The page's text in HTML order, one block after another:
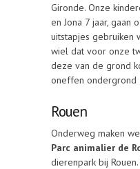
Gironde. Onze
en Jona 7 jaar, gaan
uitstapjes gebruiken
wiel dat voor onze
deze van de grond
oneffen ondergrond
Rouen
Onderweg maken
Parc animalier de
dierenpark bij